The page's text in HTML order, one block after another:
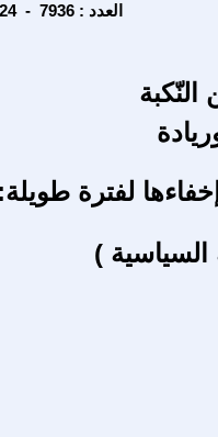
Wednesday - 4/3/2024 - العدد : 7936
لفترة
السياسية )